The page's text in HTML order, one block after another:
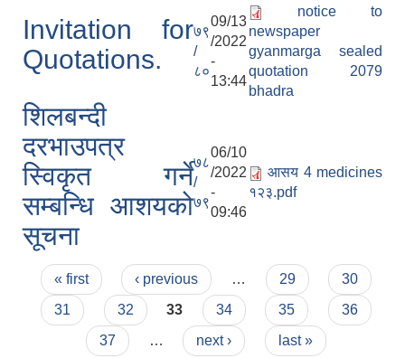
Invitation for
Quotations.
७९
/
८०
09/13
/2022
-
13:44
notice to
newspaper
gyanmarga sealed
quotation 2079
bhadra
शिलबन्दी
दरभाउपत्र
स्विकृत गर्ने
सम्बन्धि आशयको
सूचना
७८
/
७९
06/10
/2022
-
09:46
आसय 4 medicines
१२३.pdf
Pages
« first ‹ previous … 29
30
31
32 33 34 35
36
37
… next › last »